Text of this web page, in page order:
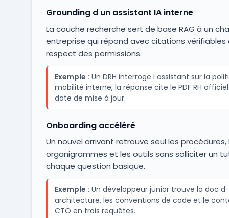
Grounding d un assistant IA interne
La couche recherche sert de base RAG à un
entreprise qui répond avec citations vérifiables
respect des permissions.
Exemple : Un DRH interroge l assistant sur la
mobilité interne, la réponse cite le PDF RH
date de mise à jour.
Onboarding accéléré
Un nouvel arrivant retrouve seul les procédures,
organigrammes et les outils sans solliciter un
chaque question basique.
Exemple : Un développeur junior trouve la doc d
architecture, les conventions de code et le
CTO en trois requêtes.